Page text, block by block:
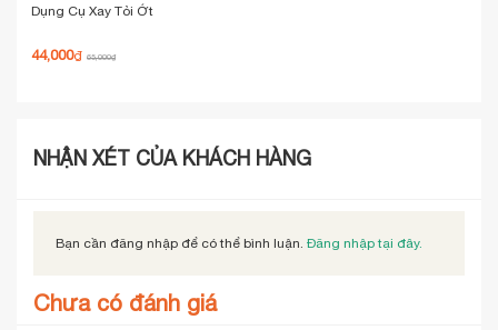
Dụng Cụ Xay Tỏi Ớt
44,000₫ 65,000₫
NHẬN XÉT CỦA KHÁCH HÀNG
Bạn cần đăng nhập để có thể bình luận. Đăng nhập tại đây.
Chưa có đánh giá